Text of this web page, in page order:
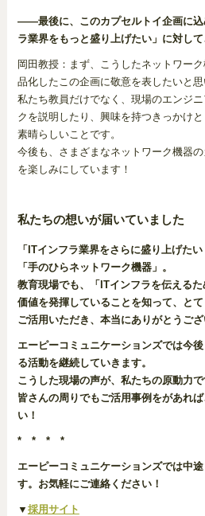
――最後に、このカプセルトイ企画に込
ラ業界をもっと盛り上げたい」に対し
岡田教授：まず、こうしたネットワー
品化したこの企画に敬意を表したいと思
私たち教員だけでなく、現場のエンジ
クを説明したり、興味を持つきっかけ
素晴らしいことです。
今後も、さまざまなネットワーク機器
を楽しみにしています！
私たちの想いが届いていました
「ITインフラ業界をさらに盛り上げた
「手のひらネットワーク機器」。
教育現場でも、「ITインフラを伝える
価値を発揮していることを知って、とて
ご活用いただき、本当にありがとうござ
エーピーコミュニケーションズでは今
る活動を継続していきます。
こうした現場の声が、私たちの原動力で
皆さんの周りでもご活用事例をがあれ
い！
* * * *
エーピーコミュニケーションズでは中
す。お気軽にご連絡ください！
▼ 採用サイト